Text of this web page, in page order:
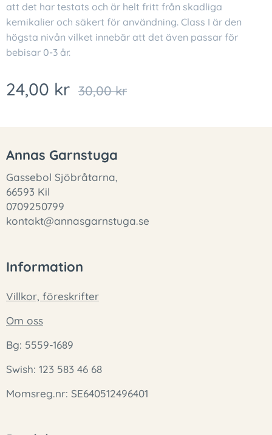
att det har testats och är helt fritt från skadliga
kemikalier och säkert för användning. Class I är den
högsta nivån vilket innebär att det även passar för
bebisar 0-3 år.
24,00 kr 30,00kr
Annas Garnstuga
Gassebol Sjöbråtarna,
66593 Kil
0709250799
kontakt@annasgarnstuga.se
Information
Villkor, föreskrifter
Om oss
Bg: 5559-1689
Swish: 123 583 46 68
Momsreg.nr: SE640512496401